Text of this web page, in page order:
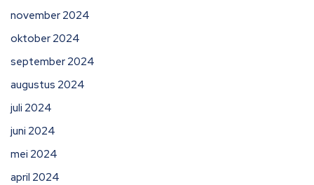
november 2024
oktober 2024
september 2024
augustus 2024
juli 2024
juni 2024
mei 2024
april 2024